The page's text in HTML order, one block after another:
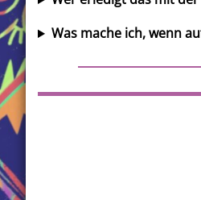
Was mache ich, wenn